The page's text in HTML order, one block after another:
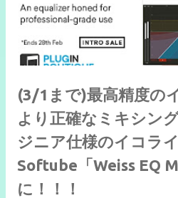
(3/1まで)最高精度の
より正確なミキシン
ジニア仕様のイコライ
Softube「Weiss EQ
に！！！